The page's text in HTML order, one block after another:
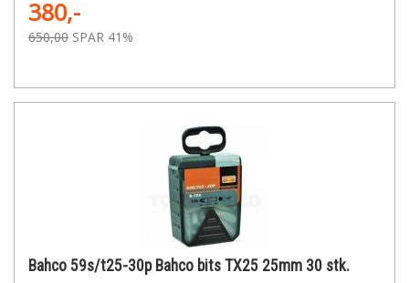
380,-
650,00 SPAR 41%
Bahco 59s/t25-30p Bahco bits TX25 25mm 30 stk.